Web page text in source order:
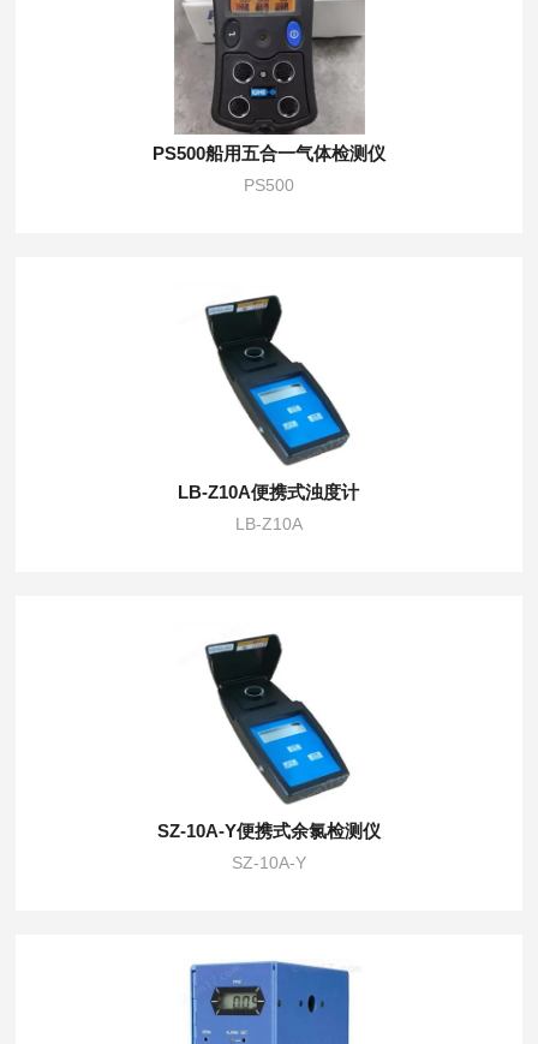
PS500船用五合一气体检测仪
PS500
LB-Z10A便携式浊度计
LB-Z10A
SZ-10A-Y便携式余氯检测仪
SZ-10A-Y